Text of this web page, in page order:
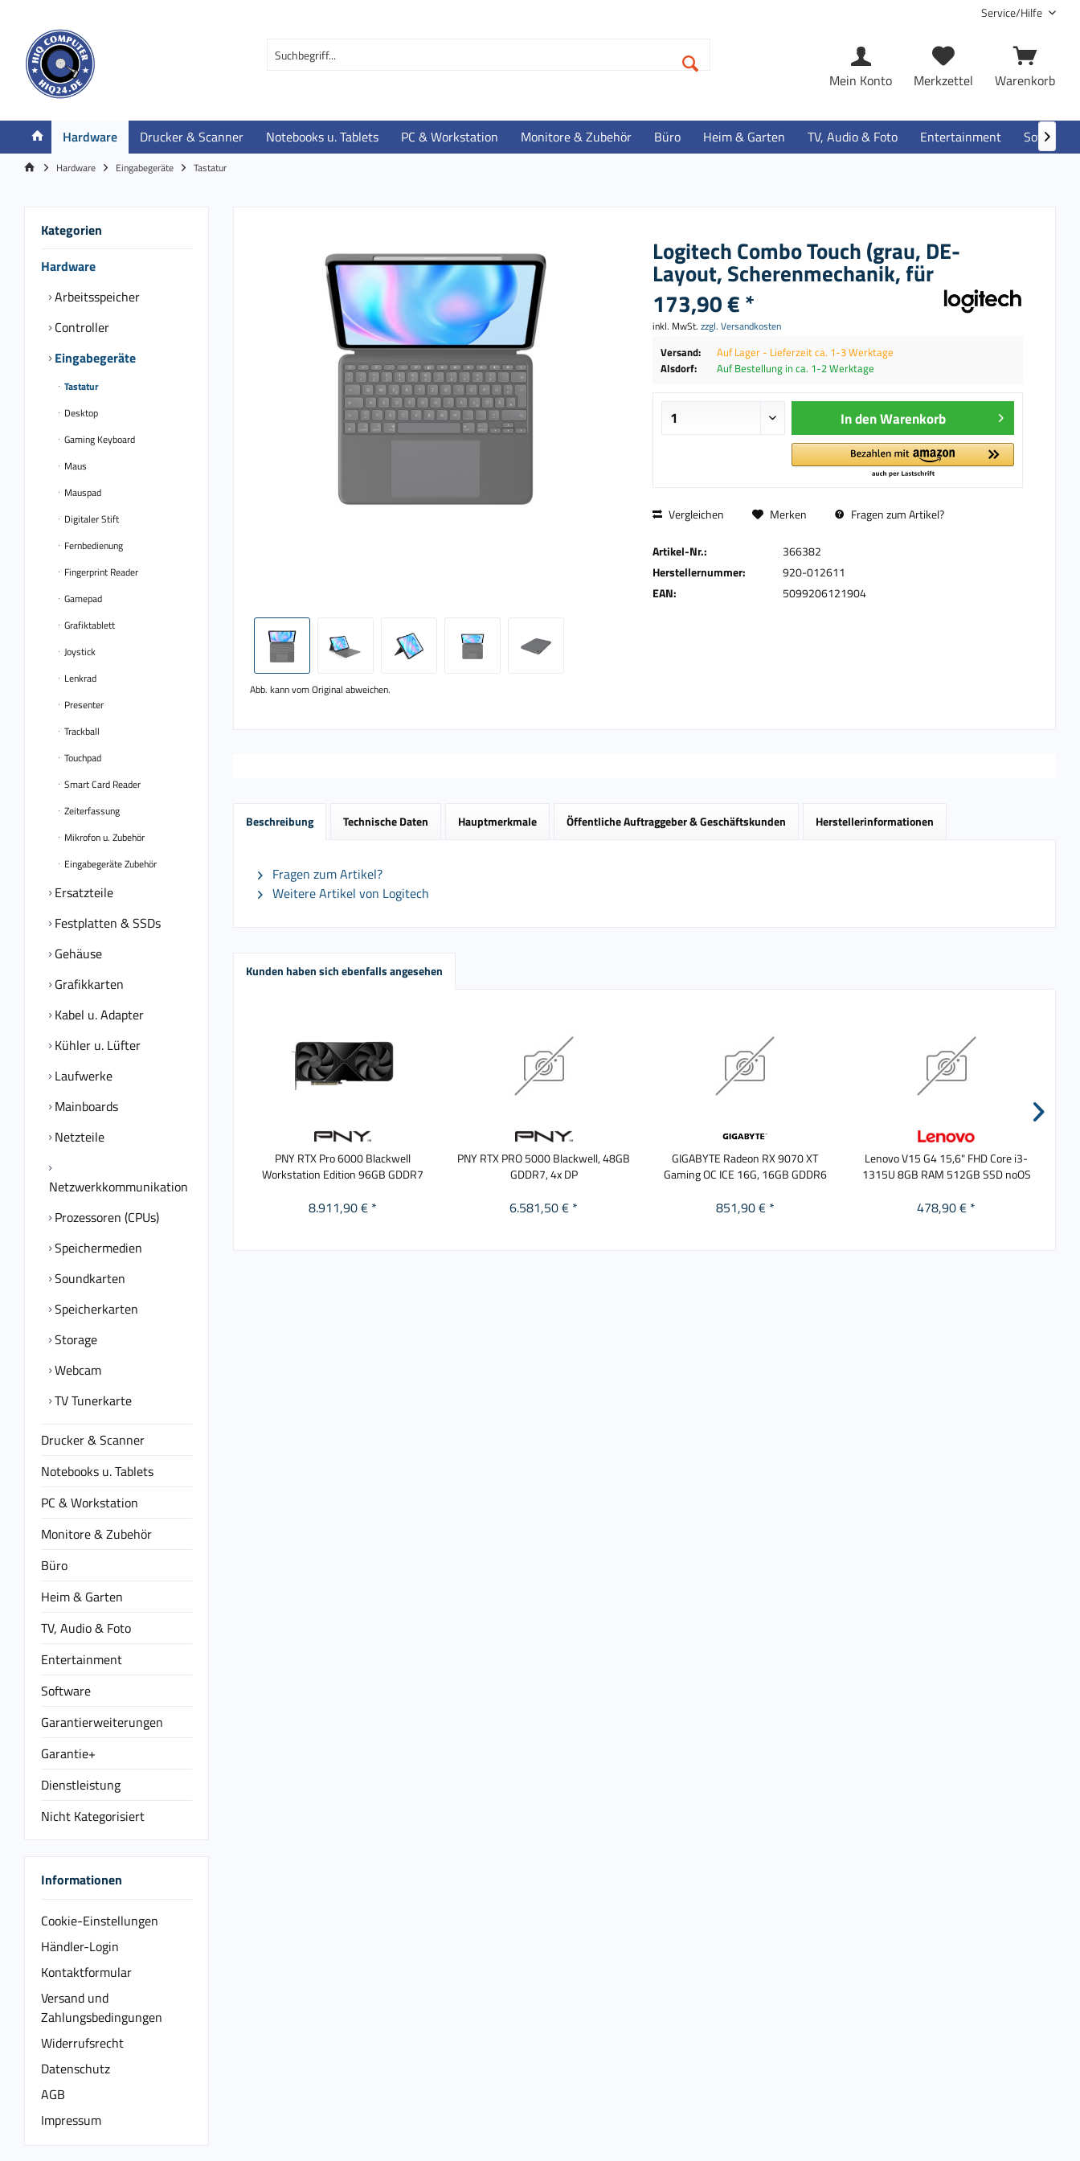
Service/Hilfe
Warenkorb
Merkzettel
Mein Konto
Hardware Drucker & Scanner Notebooks u. Tablets PC & Workstation Monitore & Zubehör Büro Heim & Garten TV, Audio & Foto Entertainment Software

Hardware Eingabegeräte Tastatur
Kategorien
Hardware
Arbeitsspeicher
Controller
Eingabegeräte
Tastatur
Desktop
Gaming Keyboard
Maus
Mauspad
Digitaler Stift
Fernbedienung
Fingerprint Reader
Gamepad
Grafiktablett
Joystick
Lenkrad
Presenter
Trackball
Touchpad
Smart Card Reader
Zeiterfassung
Mikrofon u. Zubehör
Eingabegeräte Zubehör
Ersatzteile
Festplatten & SSDs
Gehäuse
Grafikkarten
Kabel u. Adapter
Kühler u. Lüfter
Laufwerke
Mainboards
Netzteile
Netzwerkkommunikation
Prozessoren (CPUs)
Speichermedien
Soundkarten
Speicherkarten
Storage
Webcam
TV Tunerkarte
Drucker & Scanner
Notebooks u. Tablets
PC & Workstation
Monitore & Zubehör
Büro
Heim & Garten
TV, Audio & Foto
Entertainment
Software
Garantierweiterungen
Garantie+
Dienstleistung
Nicht Kategorisiert
Informationen
Cookie-Einstellungen
Händler-Login
Kontaktformular
Versand und
Zahlungsbedingungen
Widerrufsrecht
Datenschutz
AGB
Impressum
Abb. kann vom Original abweichen.
Logitech Combo Touch (grau, DE-
Layout, Scherenmechanik, für
173,90 € *
inkl. MwSt. zzgl. Versandkosten
Versand:
Auf Lager - Lieferzeit ca. 1-3 Werktage
Alsdorf:
Auf Bestellung in ca. 1-2 Werktage
In denWarenkorb
Vergleichen Merken Fragen zum Artikel?
Artikel-Nr.:
366382
Herstellernummer:
920-012611
EAN:
5099206121904
Beschreibung Technische Daten Hauptmerkmale Öffentliche Auftraggeber & Geschäftskunden Herstellerinformationen
Fragen zum Artikel?
Weitere Artikel von Logitech
Kunden haben sich ebenfalls angesehen
PNY RTX Pro 6000 Blackwell
Workstation Edition 96GB GDDR7
8.911,90 € *
PNY RTX PRO 5000 Blackwell, 48GB
GDDR7, 4x DP
6.581,50 € *
GIGABYTE Radeon RX 9070 XT
Gaming OC ICE 16G, 16GB GDDR6
851,90 € *
Lenovo V15 G4 15,6" FHD Core i3-
1315U 8GB RAM 512GB SSD noOS
478,90 € *